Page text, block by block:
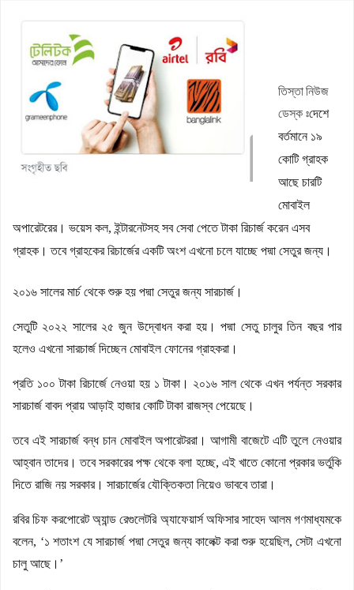
অনুষ্ঠিত
রাস্তার সংস্কার কাজ উদ্বোধনের নামফলক উধাও
জলঢাকায় রিপোর্টার্স ইউনিটির অফিস উদ্বোধন
‘ফ্যামিলি কার্ডের নিয়োগ পরীক্ষায় একজন জামায়াতের প্রার্থী থাকলেও হাত-পা
ভেঙে দেওয়া হবে
এসএসসির ফল প্রকাশ : ৩১২ প্রতিষ্ঠানে কেউ পাস করেনি
জলঢাকায় নিষিদ্ধ স্কাফ সিরাপসহ তিনজন গ্রেফতার
তিস্তা নিউজ
ডেস্ক ঃদেশে
বর্তমানে ১৯
কোটি গ্রাহক
আছে চারটি
মোবাইল
অপারেটরের। ভয়েস কল, ইন্টারনেটসহ সব সেবা পেতে টাকা রিচার্জ করেন এসব
গ্রাহক। তবে গ্রাহকের রিচার্জের একটি অংশ এখনো চলে যাচ্ছে পদ্মা সেতুর জন্য।
২০১৬ সালের মার্চ থেকে শুরু হয় পদ্মা সেতুর জন্য সারচার্জ।
সেতুটি ২০২২ সালের ২৫ জুন উদ্বোধন করা হয়। পদ্মা সেতু চালুর তিন বছর পার
হলেও এখনো সারচার্জ দিচ্ছেন মোবাইল ফোনের গ্রাহকরা।
প্রতি ১০০ টাকা রিচার্জে নেওয়া হয় ১ টাকা। ২০১৬ সাল থেকে এখন পর্যন্ত সরকার
সারচার্জ বাবদ প্রায় আড়াই হাজার কোটি টাকা রাজস্ব পেয়েছে।
তবে এই সারচার্জ বন্ধ চান মোবাইল অপারেটররা। আগামী বাজেটে এটি তুলে নেওয়ার
আহ্বান তাদের। তবে সরকারের পক্ষ থেকে বলা হচ্ছে, এই খাতে কোনো প্রকার ভর্তুকি
দিতে রাজি নয় সরকার। সারচার্জের যৌক্তিকতা নিয়েও ভাববে তারা।
রবির চিফ করপোরেট অ্যান্ড রেগুলেটরি অ্যাফেয়ার্স অফিসার সাহেদ আলম গণমাধ্যমকে
বলেন, ‘১ শতাংশ যে সারচার্জ পদ্মা সেতুর জন্য কালেক্ট করা শুরু হয়েছিল, সেটা এখনো
চালু আছে।’